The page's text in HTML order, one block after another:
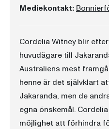
Mediekontakt:
Cordelia Witney blir
huvudägare till
Australiens mest
henne är det självklart
Jakaranda, men de
egna önskemål.
möjlighet att förhindra